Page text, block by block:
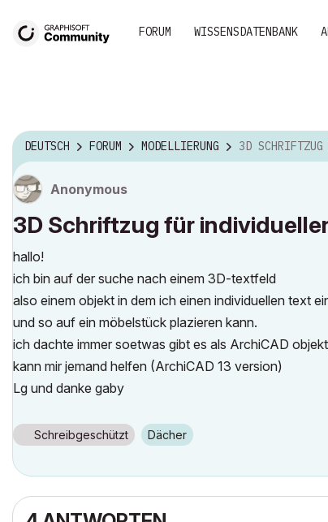
FORUM WISSENSDATENBANK
DEUTSCH FORUM MODELLIERUNG 3D SCHRIFTZUG FÜR
Anonymous
3D Schriftzug für
hallo!
ich bin auf der suche nach einem 3D-textfeld
also einem objekt in dem ich einen individuellen text
und so auf ein möbelstück plazieren kann.
ich dachte immer soetwas gibt es als ArchiCAD
kann mir jemand helfen (ArchiCAD 13 version)
Lg und danke gaby
Schreibgeschützt Dächer